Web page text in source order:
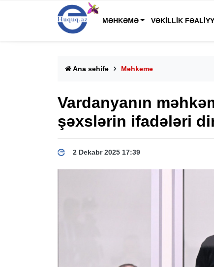
MƏHKƏMƏ VƏKILLIK
Ana səhifə Məhkəmə
Vardanyanın
şəxslərin ifadələri
2 Dekabr 2025 17:39